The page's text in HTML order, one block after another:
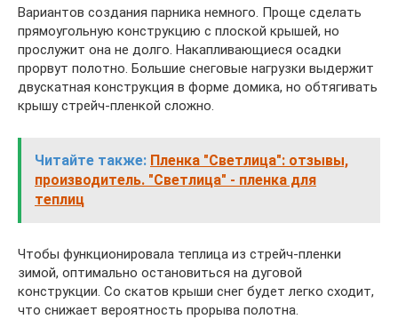
Вариантов создания парника немного. Проще сделать
прямоугольную конструкцию с плоской крышей, но
прослужит она не долго. Накапливающиеся осадки
прорвут полотно. Большие снеговые нагрузки выдержит
двускатная конструкция в форме домика, но обтягивать
крышу стрейч-пленкой сложно.
Читайте также: Пленка "Светлица": отзывы,
производитель. "Светлица" - пленка для
теплиц
Чтобы функционировала теплица из стрейч-пленки
зимой, оптимально остановиться на дуговой
конструкции. Со скатов крыши снег будет легко сходит,
что снижает вероятность прорыва полотна.